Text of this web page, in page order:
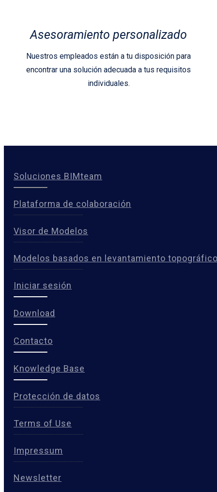
Asesoramiento personalizado
Nuestros empleados están a tu disposición para
encontrar una solución adecuada a tus requisitos
individuales.
Soluciones BIMteam
Plataforma de colaboración
Visor de Modelos
Modelos basados en levantamiento
Iniciar sesión
Download
Contacto
Knowledge Base
Protección de datos
Terms of Use
Impressum
Newsletter